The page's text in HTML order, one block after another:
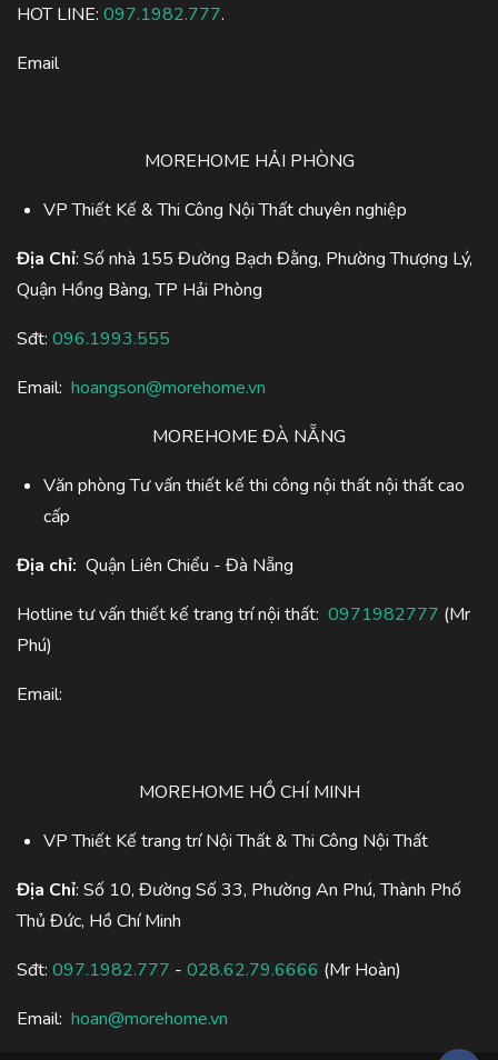
HOT LINE: 097.1982.777.
Email
MOREHOME HẢI PHÒNG
VP Thiết Kế & Thi Công Nội Thất chuyên nghiệp
Địa Chỉ: Số nhà 155 Đường Bạch Đằng, Phường Thượng Lý,
Quận Hồng Bàng, TP Hải Phòng
Sđt: 096.1993.555
Email: hoangson@morehome.vn
MOREHOME ĐÀ NẴNG
Văn phòng Tư vấn thiết kế thi công nội thất nội thất cao
cấp
Địa chỉ: Quận Liên Chiểu - Đà Nẵng
Hotline tư vấn thiết kế trang trí nội thất: 0971982777 (Mr
Phú)
Email:
MOREHOME HỒ CHÍ MINH
VP Thiết Kế trang trí Nội Thất & Thi Công Nội Thất
Địa Chỉ: Số 10, Đường Số 33, Phường An Phú, Thành Phố
Thủ Đức, Hồ Chí Minh
Sđt: 097.1982.777 - 028.62.79.6666 (Mr Hoàn)
Email: hoan@morehome.vn